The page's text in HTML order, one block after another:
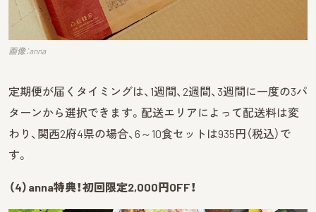
画像：anna
定期便が届くタイミングは、1週間、2週間、3週間に一度の3パ
ターンから選択できます。配送エリアによって配送料は変
わり、関西2府4県の場合、6～10食セットは935円（税込）で
す。
（4）anna特典！初回限定2,000円OFF！